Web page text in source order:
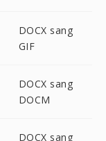
DOCX sang
GIF
DOCX sang
DOCM
DOCX sang